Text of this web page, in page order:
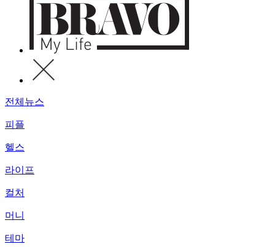
전체뉴스
피플
헬스
라이프
컬처
머니
테마